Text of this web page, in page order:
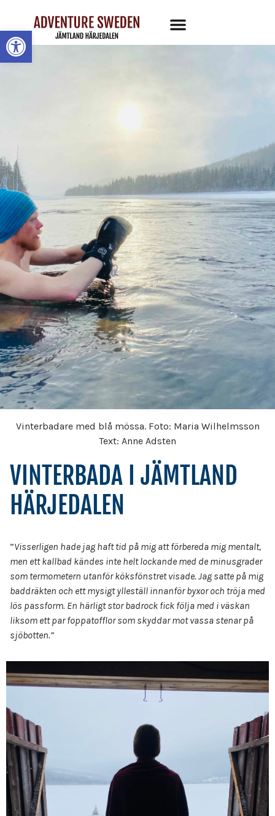
Öppna toolbar
Vinterbadare med blå mössa. Foto: Maria Wilhelmsson
Text: Anne Adsten
VINTERBADA I JÄMTLAND
HÄRJEDALEN
”Visserligen hade jag haft tid på mig att förbereda mig mentalt,
men ett kallbad kändes inte helt lockande med de minusgrader
som termometern utanför köksfönstret visade. Jag satte på mig
baddräkten och ett mysigt ylleställ innanför byxor och tröja med
lös passform. En härligt stor badrock fick följa med i väskan
liksom ett par foppatofflor som skyddar mot vassa stenar på
sjöbotten.”